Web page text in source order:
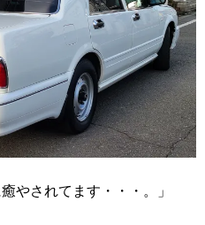
やされてます・・・。」